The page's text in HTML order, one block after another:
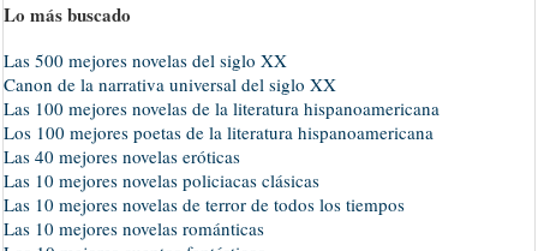
Lo más buscado
Las 500 mejores novelas del siglo XX
Canon de la narrativa universal del siglo XX
Las 100 mejores novelas de la literatura hispanoamericana
Los 100 mejores poetas de la literatura hispanoamericana
Las 40 mejores novelas eróticas
Las 10 mejores novelas policiacas clásicas
Las 10 mejores novelas de terror de todos los tiempos
Las 10 mejores novelas románticas